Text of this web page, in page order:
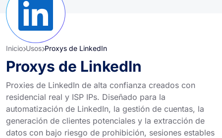
Inicio Usos Proxys de LinkedIn
Proxys de LinkedIn
Proxies de LinkedIn de alta confianza creados con
residencial real y ISP IPs. Diseñado para la
automatización de LinkedIn, la gestión de cuentas, la
generación de clientes potenciales y la extracción de
datos con bajo riesgo de prohibición, sesiones estables